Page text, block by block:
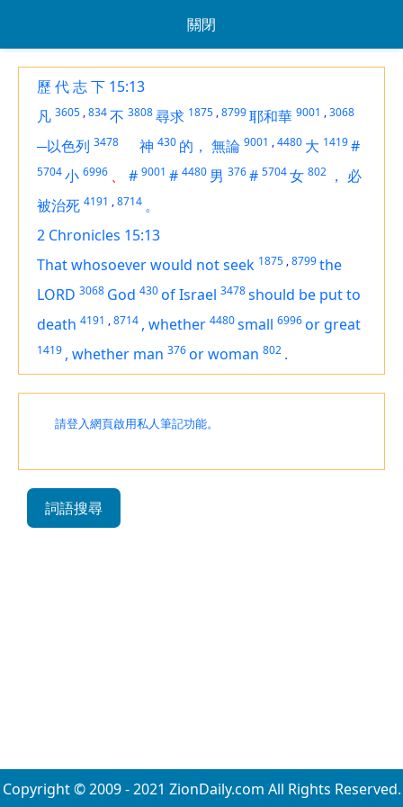
關閉
歷 代 志 下 15:13
凡 3605 ,834不 3808尋求 1875 ,8799耶和華 9001 ,3068
─以色列 3478 神 430 的， 無論 9001 ,4480 大 1419#
5704小 6996 、 # 9001 # 4480 男 376# 5704女 802 ， 必
被治死 4191 ,8714 。
2 Chronicles 15:13
That whosoever would not seek 1875 ,8799the
LORD 3068 God 430of Israel 3478should be put to
death 4191 ,8714 , whether 4480small 6996or great
1419 , whether man 376or woman 802 .
請登入網頁啟用私人筆記功能。
詞語搜尋
Copyright © 2009 - 2021 ZionDaily.com All Rights Reserved.